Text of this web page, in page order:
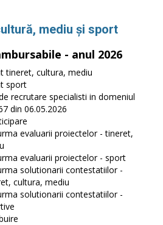
mediu și sport
- anul 2026
tineret, cultura, mediu
sport
recrutare specialisti in domeniul
din 06.05.2026
evaluarii proiectelor - tineret,
evaluarii proiectelor - sport
solutionarii contestatiilor -
cultura, mediu
solutionarii contestatiilor -